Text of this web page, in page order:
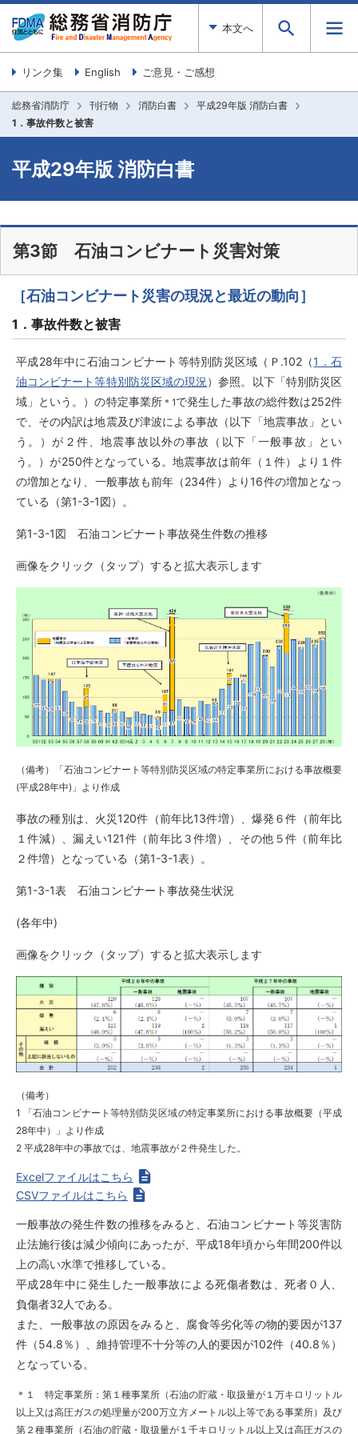
本文へ
リンク集 English ご意見・ご感想
総務省消防庁 刊行物 消防白書
平成29年版 消防白書
1．事故件数と被害
平成29年版 消防白書
第3節 石油コンビナート災害対策
［石油コンビナート災害の現況と最近の動向］
1．事故件数と被害
平成28年中に石油コンビナート等特別防災区域（Ｐ.102（1．石
油コンビナート等特別防災区域の現況 ）参照。以下「特別防災区
域」という。）の特定事業所＊1で発生した事故の総件数は252件
で、その内訳は地震及び津波による事故（以下「地震事故」とい
う。）が２件、地震事故以外の事故（以下「一般事故」とい
う。）が250件となっている。地震事故は前年（１件）より１件
の増加となり、一般事故も前年（234件）より16件の増加となっ
ている（第1-3-1図）。
第1-3-1図 石油コンビナート事故発生件数の推移
画像をクリック（タップ）すると拡大表示します
（備考）「石油コンビナート等特別防災区域の特定事業所における事故概要
(平成28年中)」より作成
事故の種別は、火災120件（前年比13件増）、爆発６件（前年比
１件減）、漏えい121件（前年比３件増）、その他５件（前年比
２件増）となっている（第1-3-1表）。
第1-3-1表 石油コンビナート事故発生状況
(各年中)
画像をクリック（タップ）すると拡大表示します
（備考）
1 「石油コンビナート等特別防災区域の特定事業所における事故概要（平成
28年中）」より作成
2 平成28年中の事故では、地震事故が２件発生した。
Excelファイルはこちら
CSVファイルはこちら
一般事故の発生件数の推移をみると、石油コンビナート等災害防
止法施行後は減少傾向にあったが、平成18年頃から年間200件以
上の高い水準で推移している。
平成28年中に発生した一般事故による死傷者数は、死者０人、
負傷者32人である。
また、一般事故の原因をみると、腐食等劣化等の物的要因が137
件（54.8％）、維持管理不十分等の人的要因が102件（40.8％）
となっている。
＊１ 特定事業所：第１種事業所（石油の貯蔵・取扱量が１万キロリットル
以上又は高圧ガスの処理量が200万立方メートル以上等である事業所）及び
第２種事業所（石油の貯蔵・取扱量が１千キロリットル以上又は高圧ガスの